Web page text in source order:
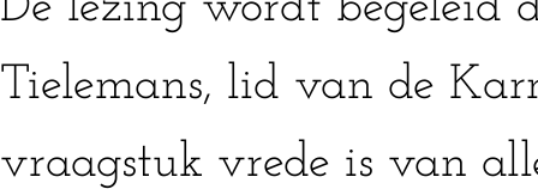
Tielemans, lid van de
vraagstuk vrede is van